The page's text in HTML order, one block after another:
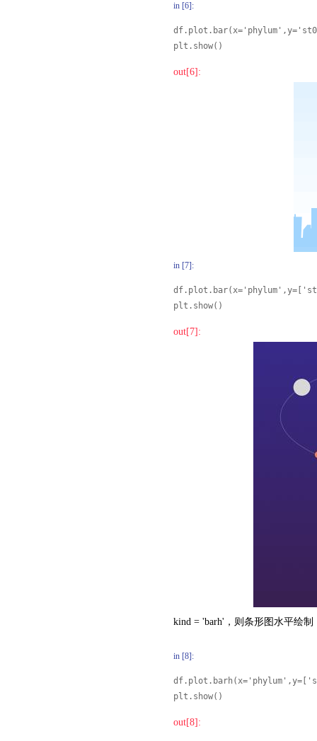
in [6]:
plt.show()
out[6]:
in [7]:
plt.show()
out[7]:
kind = 'barh'，则条形图水平绘制
in [8]:
plt.show()
out[8]: